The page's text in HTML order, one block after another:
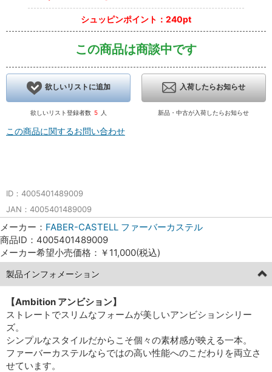
シュッピンポイント：240pt
この商品は商談中です
欲しいリストに追加
欲しいリスト登録者数 5 人
入荷したらお知らせ
新品・中古が入荷したらお知らせ
この商品に関するお問い合わせ
ID：4005401489009
JAN：4005401489009
メーカー： FABER-CASTELL ファーバーカステル
商品ID：4005401489009
メーカー希望小売価格：￥11,000(税込)
製品インフォメーション
【Ambition アンビション】
ストレートでスリムなフォームが美しいアンビションシリー
ズ。
シンプルなスタイルだからこそ個々の素材感が映える一本。
ファーバーカステルならではの高い性能へのこだわりを両立さ
せています。